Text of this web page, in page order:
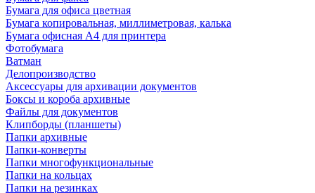
Бумага для офиса цветная
Бумага копировальная, миллиметровая, калька
Бумага офисная А4 для принтера
Фотобумага
Ватман
Делопроизводство
Аксессуары для архивации документов
Боксы и короба архивные
Файлы для документов
Клипборды (планшеты)
Папки архивные
Папки-конверты
Папки многофункциональные
Папки на кольцах
Папки на резинках